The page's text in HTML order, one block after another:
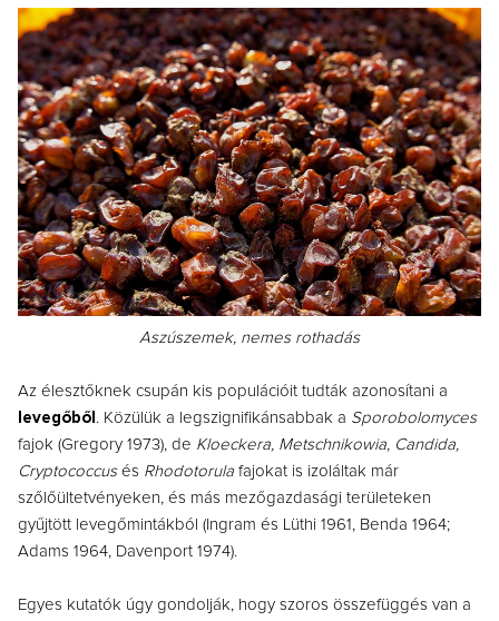
Aszúszemek, nemes rothadás
Az élesztőknek csupán kis populációit tudták azonosítani a
levegőből . Közülük a legszignifikánsabbak a Sporobolomyces
fajok (Gregory 1973), de Kloeckera, Metschnikowia, Candida,
Cryptococcusés Rhodotorula fajokat is izoláltak már
szőlőültetvényeken, és más mezőgazdasági területeken
gyűjtött levegőmintákból (Ingram és Lüthi 1961, Benda 1964;
Adams 1964, Davenport 1974).
Egyes kutatók úgy gondolják, hogy szoros összefüggés van a